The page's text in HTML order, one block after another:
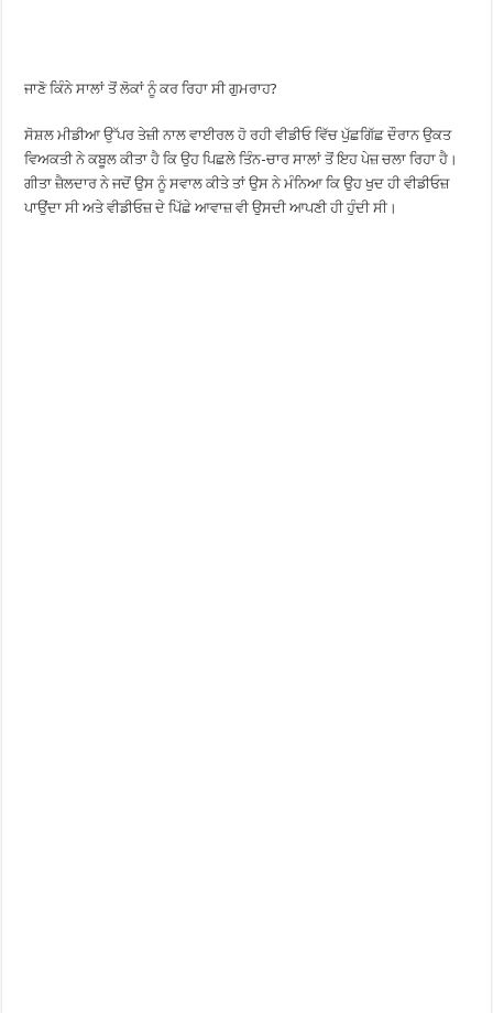
ਜਾਣੋ ਕਿੰਨੇ ਸਾਲਾਂ ਤੋਂ ਲੋਕਾਂ ਨੂੰ ਕਰ ਰਿਹਾ ਸੀ ਗੁਮਰਾਹ?
ਸੋਸ਼ਲ ਮੀਡੀਆ ਉੱਪਰ ਤੇਜ਼ੀ ਨਾਲ ਵਾਈਰਲ ਹੋ ਰਹੀ ਵੀਡੀਓ ਵਿੱਚ ਪੁੱਛਗਿੱਛ ਦੌਰਾਨ ਉਕਤ
ਵਿਅਕਤੀ ਨੇ ਕਬੂਲ ਕੀਤਾ ਹੈ ਕਿ ਉਹ ਪਿਛਲੇ ਤਿੰਨ-ਚਾਰ ਸਾਲਾਂ ਤੋਂ ਇਹ ਪੇਜ਼ ਚਲਾ ਰਿਹਾ ਹੈ।
ਗੀਤਾ ਜ਼ੈਲਦਾਰ ਨੇ ਜਦੋਂ ਉਸ ਨੂੰ ਸਵਾਲ ਕੀਤੇ ਤਾਂ ਉਸ ਨੇ ਮੰਨਿਆ ਕਿ ਉਹ ਖੁਦ ਹੀ ਵੀਡੀਓਜ਼
ਪਾਉਂਦਾ ਸੀ ਅਤੇ ਵੀਡੀਓਜ਼ ਦੇ ਪਿੱਛੇ ਆਵਾਜ਼ ਵੀ ਉਸਦੀ ਆਪਣੀ ਹੀ ਹੁੰਦੀ ਸੀ।